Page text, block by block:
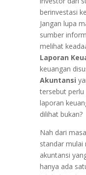
berinvestasi
Jangan lupa
sumber
melihat
Laporan
keuangan
Akuntansi
tersebut perlu
laporan
dilihat bukan?
Nah dari
standar mulai
akuntansi
hanya ada